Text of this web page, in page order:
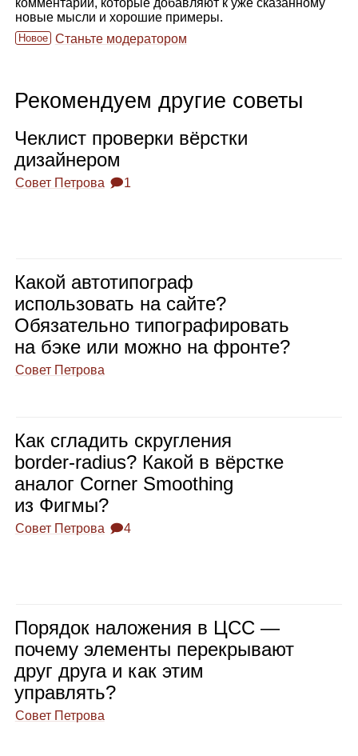
комментарии, которые добавляют к уже сказанному
новые мысли и хорошие примеры.
Новое Станьте модератором
Рекомендуем другие советы
Чек­лист про­верки вёрстки
дизай­не­ром
Совет Петрова 🗩1
Какой авто­ти­по­граф
исполь­зо­вать на сайте?
Обя­за­тельно типо­гра­фи­ро­вать
на бэке или можно на фронте?
Совет Петрова
Как сгла­дить скруг­ле­ния
border‑radius? Какой в вёрстке
ана­лог Corner Smoothing
из Фигмы?
Совет Петрова 🗩4
Поря­док нало­же­ния в ЦСС —
почему эле­менты пере­кры­вают
друг друга и как этим
управ­лять?
Совет Петрова